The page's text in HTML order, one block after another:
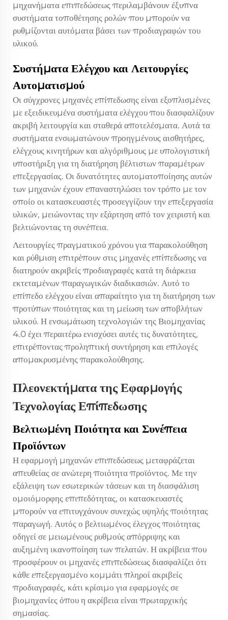
μηχανήματα επιπεδώσεως περιλαμβάνουν έξυπνα
συστήματα τοποθέτησης ρολών που μπορούν να
ρυθμίζονται αυτόματα βάσει των προδιαγραφών του
υλικού.
Συστήματα Ελέγχου και Λειτουργίες
Αυτοματισμού
Οι σύγχρονες μηχανές επίπεδωσης είναι εξοπλισμένες
με εξειδικευμένα συστήματα ελέγχου που διασφαλίζουν
ακριβή λειτουργία και σταθερά αποτελέσματα. Αυτά τα
συστήματα ενσωματώνουν προηγμένους αισθητήρες,
ελέγχους κινητήρων και αλγόριθμους με υπολογιστική
υποστήριξη για τη διατήρηση βέλτιστων παραμέτρων
επεξεργασίας. Οι δυνατότητες αυτοματοποίησης αυτών
των μηχανών έχουν επαναστηλώσει τον τρόπο με τον
οποίο οι κατασκευαστές προσεγγίζουν την επεξεργασία
υλικών, μειώνοντας την εξάρτηση από τον χειριστή και
βελτιώνοντας τη συνέπεια.
Λειτουργίες πραγματικού χρόνου για παρακολούθηση
και ρύθμιση επιτρέπουν στις μηχανές επίπεδωσης να
διατηρούν ακριβείς προδιαγραφές κατά τη διάρκεια
εκτεταμένων παραγωγικών διαδικασιών. Αυτό το
επίπεδο ελέγχου είναι απαραίτητο για τη διατήρηση των
προτύπων ποιότητας και τη μείωση των αποβλήτων
υλικού. Η ενσωμάτωση τεχνολογιών της Βιομηχανίας
4.0 έχει περαιτέρω ενισχύσει αυτές τις δυνατότητες,
επιτρέποντας προληπτική συντήρηση και επιλογές
απομακρυσμένης παρακολούθησης.
Πλεονεκτήματα της Εφαρμογής
Τεχνολογίας Επίπεδωσης
Βελτιωμένη Ποιότητα και Συνέπεια
Προϊόντων
Η εφαρμογή μηχανών επιπεδώσεως μεταφράζεται
απευθείας σε ανώτερη ποιότητα προϊόντος. Με την
εξάλειψη των εσωτερικών τάσεων και τη διασφάλιση
ομοιόμορφης επιπεδότητας, οι κατασκευαστές
μπορούν να επιτυγχάνουν συνεχώς υψηλής ποιότητας
παραγωγή. Αυτός ο βελτιωμένος έλεγχος ποιότητας
οδηγεί σε μειωμένους ρυθμούς απόρριψης και
αυξημένη ικανοποίηση των πελατών. Η ακρίβεια που
προσφέρουν οι μηχανές επιπεδώσεως διασφαλίζει ότι
κάθε επεξεργασμένο κομμάτι πληροί ακριβείς
προδιαγραφές, κάτι κρίσιμο για εφαρμογές σε
βιομηχανίες όπου η ακρίβεια είναι πρωταρχικής
σημασίας.